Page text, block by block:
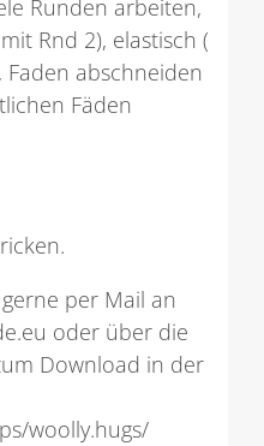
Runden arbeiten,
Rnd 2), elastisch (
abschneiden
Fäden
per Mail an
oder über die
Download in der
woolly.hugs/